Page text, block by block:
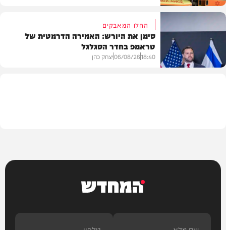
בארץ
החלו המאבקים
סימן את היורש: האמירה הדרמטית של
טראמפ בחדר הסגלגל
18:40
06/08/26יצחק כהן
המחדש